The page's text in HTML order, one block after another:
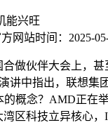
能兴旺
网站时间：2025-
伙伴大会上，甚
讲中指出，联想集
概念？AMD正在
区科技立异核心